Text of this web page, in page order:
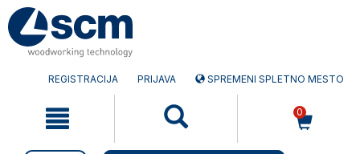
Preskočite
na
vsebino
Preskočite
na
navigacijski
REGISTRACIJA PRIJAVA SPREMENI SPLETNO MESTO
0